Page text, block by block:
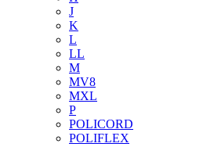
J
K
L
LL
M
MV8
MXL
P
POLICORD
POLIFLEX